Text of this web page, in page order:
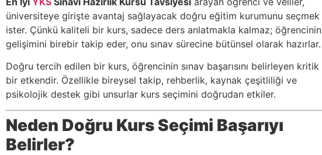
üniversiteye girişte avantaj sağlayacak doğru eğitim kurumunu seçmek
ister. Çünkü kaliteli bir kurs, sadece ders anlatmakla kalmaz; öğrencinin
gelişimini birebir takip eder, onu sınav sürecine bütünsel olarak hazırlar.
Doğru tercih edilen bir kurs, öğrencinin sınav başarısını belirleyen kritik
bir etkendir. Özellikle bireysel takip, rehberlik, kaynak çeşitliliği ve
psikolojik destek gibi unsurlar kurs seçimini doğrudan etkiler.
Neden Doğru Kurs Seçimi Başarıyı
Belirler?